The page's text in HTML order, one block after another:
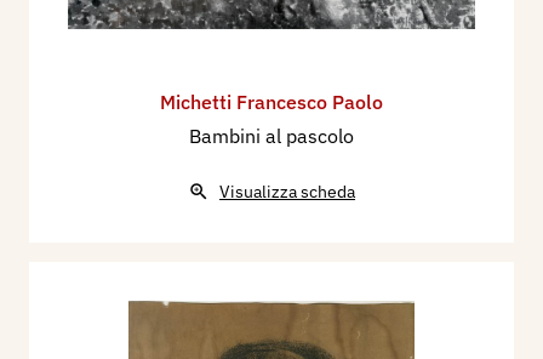
Michetti Francesco Paolo
Bambini al pascolo
Visualizza scheda